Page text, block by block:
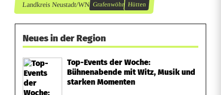
Landkreis Neustadt/WN Grafenwöhr Hütten
Neues in der Region
Top-Events der Woche:
Bühnenabende mit Witz, Musik und
starken Momenten